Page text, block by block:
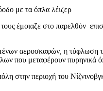
με τα όπλα λέιζερ
έμοιαζε στο παρελθόν
αεροσκαφών, η τύφλωση
που μεταφέρουν πυρηνικά
στην περιοχή του